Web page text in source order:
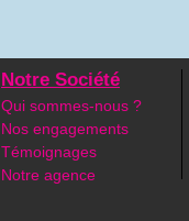
Notre Société
Qui sommes-nous ?
Nos engagements
Témoignages
Notre agence